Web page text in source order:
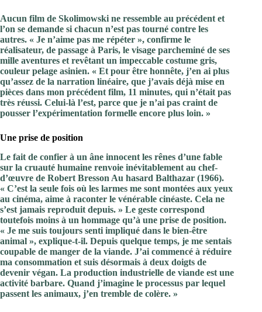
Aucun film de Skolimowski ne ressemble au précédent et
l’on se demande si chacun n’est pas tourné contre les
autres. « Je n’aime pas me répéter », confirme le
réalisateur, de passage à Paris, le visage parcheminé de ses
mille aventures et revêtant un impeccable costume gris,
couleur pelage asinien. « Et pour être honnête, j’en ai plus
qu’assez de la narration linéaire, que j’avais déjà mise en
pièces dans mon précédent film, 11 minutes, qui n’était pas
très réussi. Celui-là l’est, parce que je n’ai pas craint de
pousser l’expérimentation formelle encore plus loin. »
Une prise de position
Le fait de confier à un âne innocent les rênes d’une fable
sur la cruauté humaine renvoie inévitablement au chef-
d’œuvre de Robert Bresson Au hasard Balthazar (1966).
« C’est la seule fois où les larmes me sont montées aux yeux
au cinéma, aime à raconter le vénérable cinéaste. Cela ne
s’est jamais reproduit depuis. » Le geste correspond
toutefois moins à un hommage qu’à une prise de position.
« Je me suis toujours senti impliqué dans le bien-être
animal », explique-t-il. Depuis quelque temps, je me sentais
coupable de manger de la viande. J’ai commencé à réduire
ma consommation et suis désormais à deux doigts de
devenir végan. La production industrielle de viande est une
activité barbare. Quand j’imagine le processus par lequel
passent les animaux, j’en tremble de colère. »